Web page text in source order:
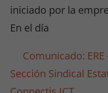
iniciado por la
En el día
Comunicado:
Sección Sindical